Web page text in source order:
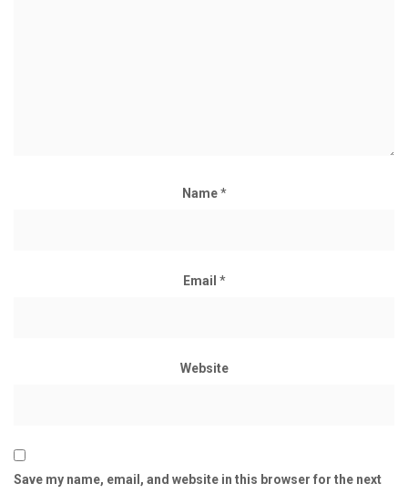
Name*
Email *
Website
Save my name, email, and website in this browser for the next